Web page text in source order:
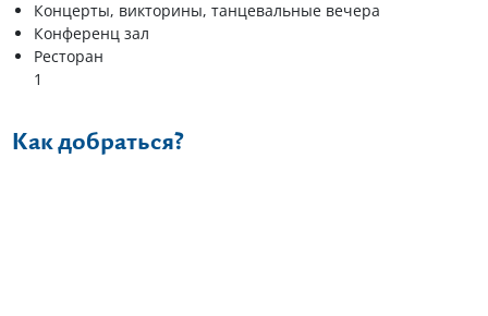
Концерты, викторины, танцевальные вечера
Конференц зал
Ресторан
1
Как добраться?